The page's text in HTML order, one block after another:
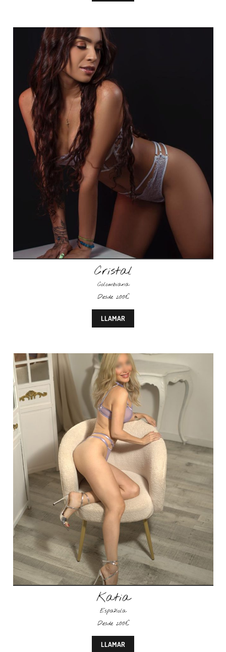
Cristal
Colombiana
Desde 200€
LLAMAR
Katia
Española
Desde 200€
LLAMAR